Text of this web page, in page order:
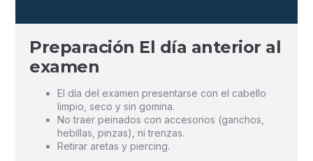
Preparación El día anterior al
examen
El día del examen presentarse con el cabello
limpio, seco y sin gomina.
No traer peinados con accesorios (ganchos,
hebillas, pinzas), ni trenzas.
Retirar aretas y piercing.